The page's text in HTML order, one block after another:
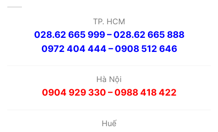
TP. HCM
028.62 665 999 – 028.62 665 888
0972 404 444 – 0908 512 646
Hà Nội
0904 929 330 – 0988 418 422
Huế